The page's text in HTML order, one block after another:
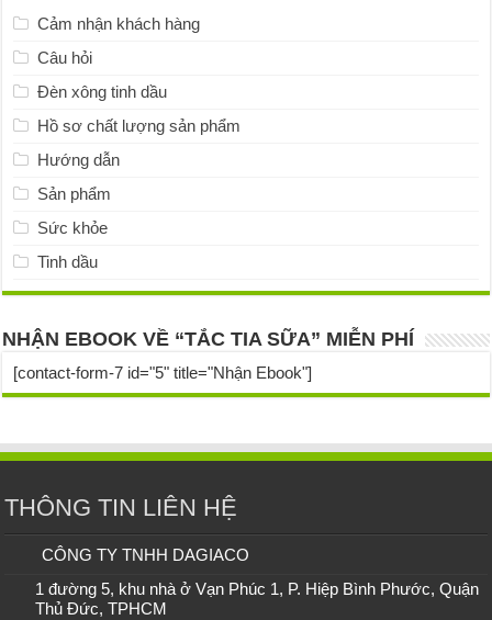
Cảm nhận khách hàng
Câu hỏi
Đèn xông tinh dầu
Hồ sơ chất lượng sản phẩm
Hướng dẫn
Sản phẩm
Sức khỏe
Tinh dầu
NHẬN EBOOK VỀ “TẮC TIA SỮA” MIỄN PHÍ
[contact-form-7 id="5" title="Nhận Ebook"]
THÔNG TIN LIÊN HỆ
CÔNG TY TNHH DAGIACO
1 đường 5, khu nhà ở Vạn Phúc 1, P. Hiệp Bình Phước, Quận
Thủ Đức, TPHCM